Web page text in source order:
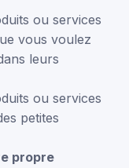
ou services
vous voulez
leurs
ou services
petites
propre